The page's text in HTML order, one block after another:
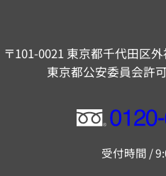
〒101-0021 東京都千代田区
東京都公安委員会許
フ
ー
受付時間 /